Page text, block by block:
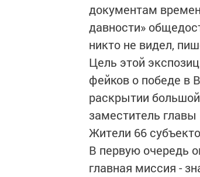
документам
давности»
никто не видел,
Цель этой
фейков о победе в
раскрытии
заместитель
Жители 66
В первую очередь
главная миссия -